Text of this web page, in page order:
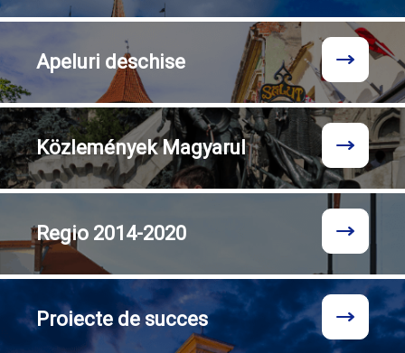
Apeluri deschise
KözleményekMagyarul
Regio 2014-2020
Proiecte de succes